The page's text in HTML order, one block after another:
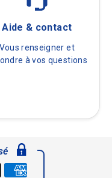
Aide & contact
Vous renseigner et
à vos questions